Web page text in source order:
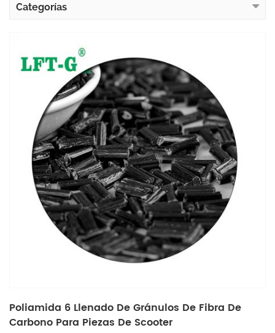
Categorías
Poliamida 6 Llenado De Gránulos De Fibra De
Carbono Para Piezas De Scooter